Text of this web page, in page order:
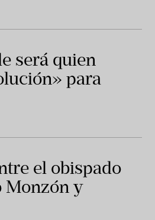
será quien
para
el obispado
Monzón y